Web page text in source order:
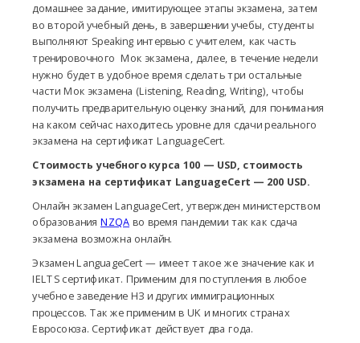
домашнее задание, имитирующее этапы экзамена, затем
во второй учебный день, в завершении учебы, студенты
выполняют Speaking интервью с учителем, как часть
тренировочного Мок экзамена, далее, в течение недели
нужно будет в удобное время сделать три остальные
части Мок экзамена (Listening, Reading, Writing), чтобы
получить предварительную оценку знаний, для понимания
на каком сейчас находитесь уровне для сдачи реального
экзамена на сертификат LanguageCert.
Стоимость учебного курса 100 — USD, стоимость
экзамена на сертификат LanguageCert — 200 USD.
Онлайн экзамен LanguageCert, утвержден министерством
образования NZQA во время пандемии так как сдача
экзамена возможна онлайн.
Экзамен LanguageCert — имеет такое же значение как и
IELTS сертификат. Применим для поступления в любое
учебное заведение НЗ и других иммиграционных
процессов. Так же применим в UK и многих странах
Евросоюза. Сертификат действует два года.